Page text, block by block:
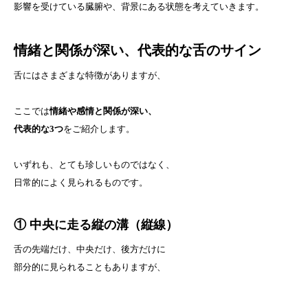
影響を受けている臓腑や、背景にある状態を考えていきます。
情緒と関係が深い、代表的な舌のサイン
舌にはさまざまな特徴がありますが、
ここでは情緒や感情と関係が深い、
代表的な3つをご紹介します。
いずれも、とても珍しいものではなく、
日常的によく見られるものです。
①中央に走る縦の溝（縦線）
舌の先端だけ、中央だけ、後方だけに
部分的に見られることもありますが、